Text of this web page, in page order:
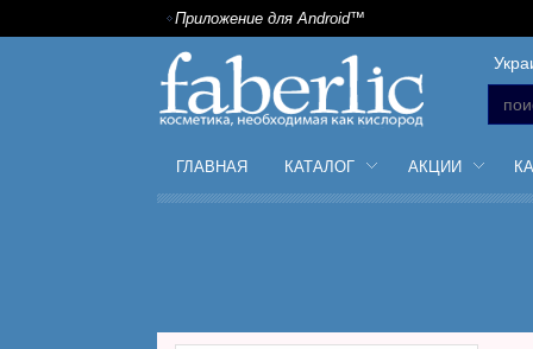
Приложение для Android™
ГЛАВНАЯ КАТАЛОГ АКЦИИ